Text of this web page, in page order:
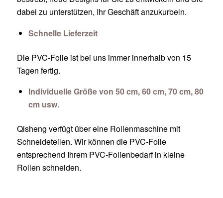
dabei zu unterstützen, Ihr Geschäft anzukurbeln.
Schnelle Lieferzeit
Die PVC-Folie ist bei uns immer innerhalb von 15
Tagen fertig.
Individuelle Größe von 50 cm, 60 cm, 70 cm, 80
cm usw.
Qisheng verfügt über eine Rollenmaschine mit
Schneideteilen. Wir können die PVC-Folie
entsprechend Ihrem PVC-Folienbedarf in kleine
Rollen schneiden.